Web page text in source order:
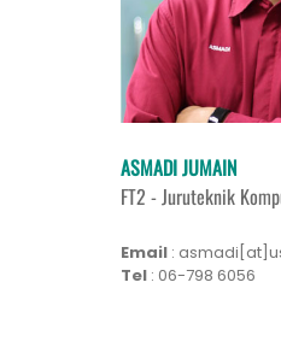
ASMADI JUMAIN
FT2 - Juruteknik
Email :
Tel : 06-798 6056